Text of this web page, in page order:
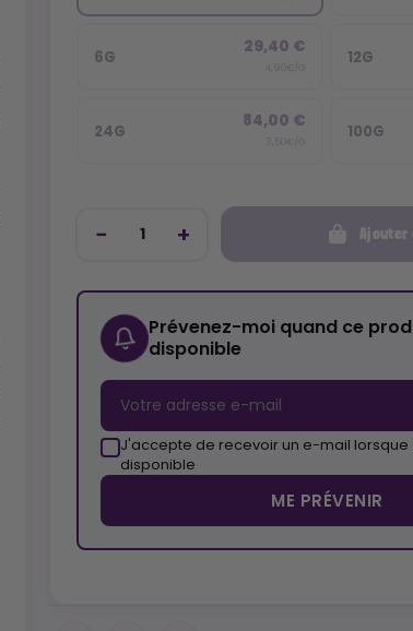
6G 29,40 € 12G
24G 84,00 € 100G
Ajouter
Prévenez-moi quand ce
disponible
J'accepte de recevoir un e-mail lorsque
disponible
ME PRÉVENIR